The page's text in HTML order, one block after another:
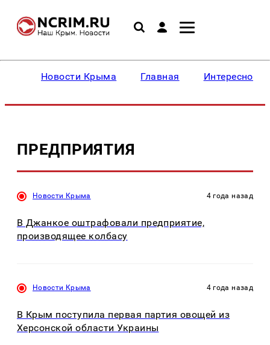
Новости Крыма Главная Интересное
ПРЕДПРИЯТИЯ
Новости Крыма 4 года назад
В Джанкое оштрафовали предприятие,
производящее колбасу
Новости Крыма 4 года назад
В Крым поступила первая партия овощей из
Херсонской области Украины